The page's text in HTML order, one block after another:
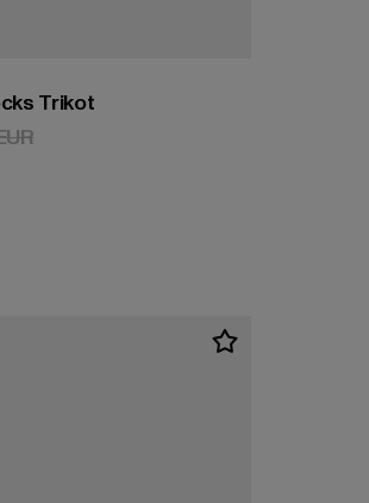
Trikot
EUR
Aktionspreis: 24,99 EUR